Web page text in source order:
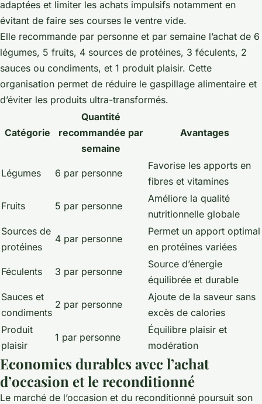
adaptées et limiter les achats impulsifs notamment en
évitant de faire ses courses le ventre vide.
Elle recommande par personne et par semaine l’achat de 6
légumes, 5 fruits, 4 sources de protéines, 3 féculents, 2
sauces ou condiments, et 1 produit plaisir. Cette
organisation permet de réduire le gaspillage alimentaire et
d’éviter les produits ultra-transformés.
Catégorie
Quantité
recommandée par
semaine
Avantages
Légumes 6 par personne
Favorise les apports en
fibres et vitamines
Fruits 5 par personne
Améliore la qualité
nutritionnelle globale
Sources de
protéines
4 par personne
Permet un apport optimal
en protéines variées
Féculents 3 par personne
Source d’énergie
équilibrée et durable
Sauces et
condiments
2 par personne
Ajoute de la saveur sans
excès de calories
Produit
plaisir
1 par personne
Équilibre plaisir et
modération
Economies durables avec l’achat
d’occasion et le reconditionné
Le marché de l’occasion et du reconditionné poursuit son